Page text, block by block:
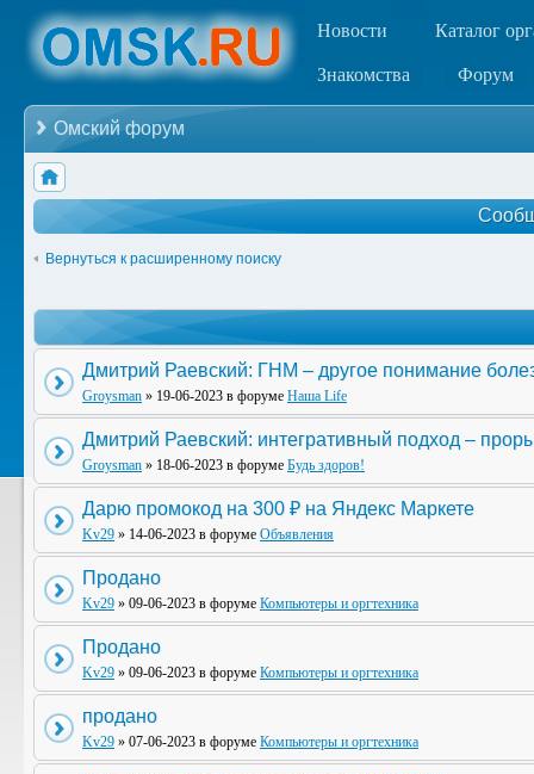
Новости Каталог
Знакомства Форум
Омский форум
Вернуться к расширенному поиску
Дмитрий Раевский: ГНМ – другое понимание
Groysman » 19-06-2023 в форуме Наша Life
Дмитрий Раевский: интегративный подход –
Groysman » 18-06-2023 в форуме Будь здоров!
Дарю промокод на 300 ₽ на Яндекс Маркете
Kv29 » 14-06-2023 в форуме Объявления
Продано
Kv29 » 09-06-2023 в форуме Компьютеры и оргтехника
Продано
Kv29 » 09-06-2023 в форуме Компьютеры и оргтехника
продано
Kv29 » 07-06-2023 в форуме Компьютеры и оргтехника